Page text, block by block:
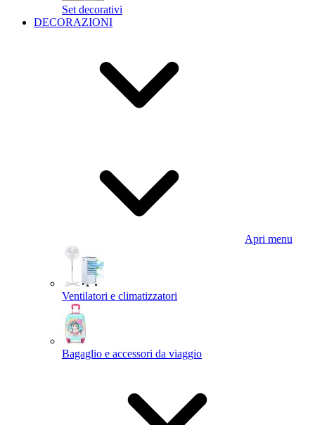
Set decorativi
DECORAZIONI
Apri menu
Ventilatori e climatizzatori
Bagaglio e accessori da viaggio